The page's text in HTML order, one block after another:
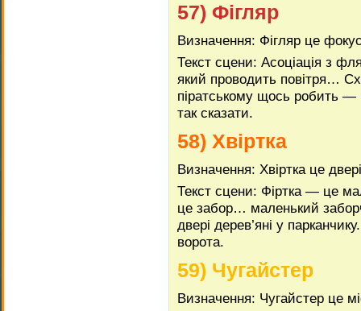
57) Фігляр
Визначення: Фігляр це
Текст сцени: Асоціація з
який проводить повітря…
піратському щось робить
так сказати.
58) Хвіртка
Визначення: Хвіртка це
Текст сцени: Фіртка — це
це забор… маленький
двері дерев’яні у
ворота.
59) Чугайстер
Визначення: Чугайстер це